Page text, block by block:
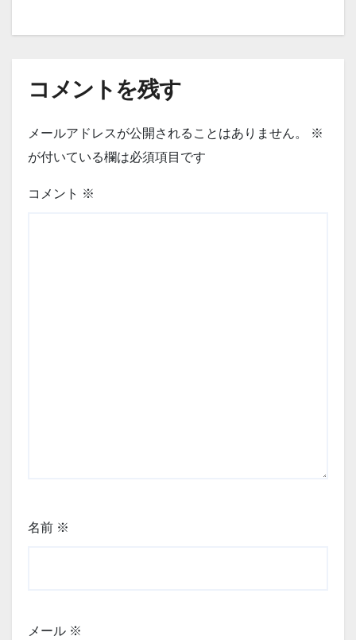
コメントを残す
メールアドレスが公開されることはありません。
※
が付いている欄は必須項目です
コメント ※
名前 ※
メール ※